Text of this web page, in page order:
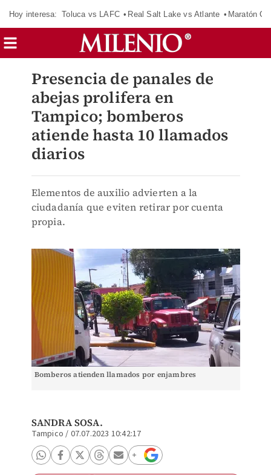
Hoy interesa: Toluca vs LAFC Real Salt Lake vs Atlante Maratón
Presencia de panales de
abejas prolifera en
Tampico; bomberos
atiende hasta 10 llamados
diarios
Elementos de auxilio advierten a la
ciudadanía que eviten retirar por cuenta
propia.
Bomberos atienden llamados por enjambres
SANDRA SOSA.
Tampico / 07.07.2023 10:42:17